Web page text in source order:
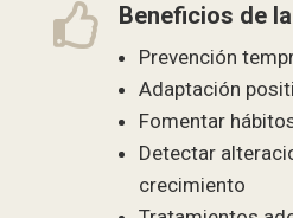
 Beneficios de
Prevención
Adaptación
Fomentar
Detectar
crecimiento